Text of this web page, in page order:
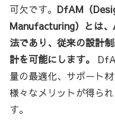
可欠です。 DfAM（
Manufacturing）とは
法であり、従来の設計
計を可能にします。
量の最適化、サポート
様々なメリットが得ら
す。